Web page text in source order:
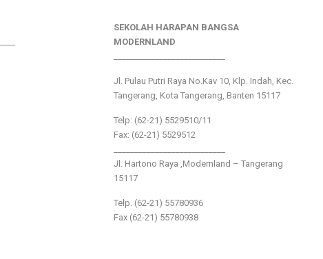
SEKOLAH HARAPAN BANGSA
MODERNLAND
Jl. Pulau Putri Raya No.Kav 10, Klp. Indah, Kec.
Tangerang, Kota Tangerang, Banten 15117
Telp: (62-21) 5529510/11
Fax: (62-21) 5529512
Jl. Hartono Raya ,Modernland – Tangerang
15117
Telp. (62-21) 55780936
Fax (62-21) 55780938